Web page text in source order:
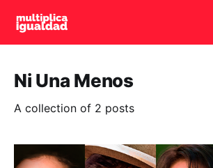
Ni Una Menos
A collection of 2 posts